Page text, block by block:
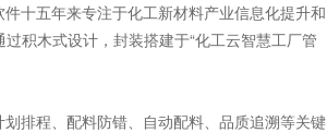
十五年来专注于化工新材料产业信息化提升和
积木式设计，封装搭建于“化工云智慧工厂管
排程、配料防错、自动配料、品质追溯等关键